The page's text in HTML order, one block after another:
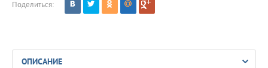
Поделиться:
ОПИСАНИЕ